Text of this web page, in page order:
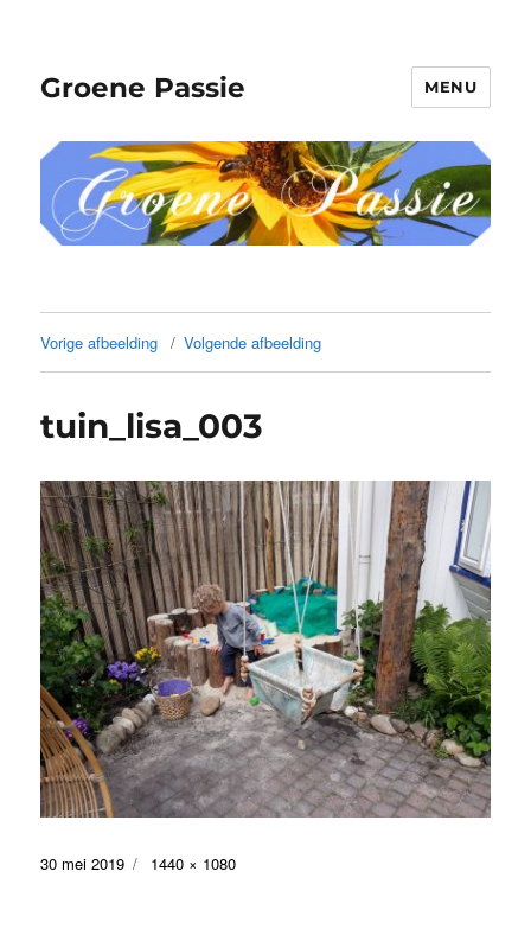
Groene Passie MENU
Vorige afbeelding Volgende afbeelding
tuin_lisa_003
Geplaatst
30 mei 2019
Volledige
1440 × 1080